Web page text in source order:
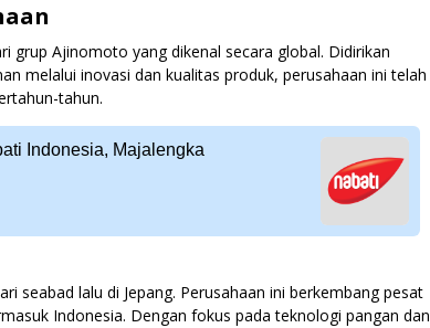
grup Ajinomoto yang dikenal secara global. Didirikan
melalui inovasi dan kualitas produk, perusahaan ini telah
tahun.
Indonesia, Majalengka
seabad lalu di Jepang. Perusahaan ini berkembang pesat
Indonesia. Dengan fokus pada teknologi pangan dan